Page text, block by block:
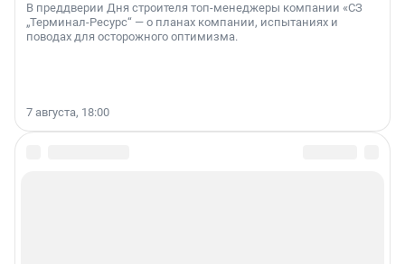
В преддверии Дня строителя топ-менеджеры компании «СЗ
„Терминал-Ресурс“ — о планах компании, испытаниях и
поводах для осторожного оптимизма.
7 августа, 18:00